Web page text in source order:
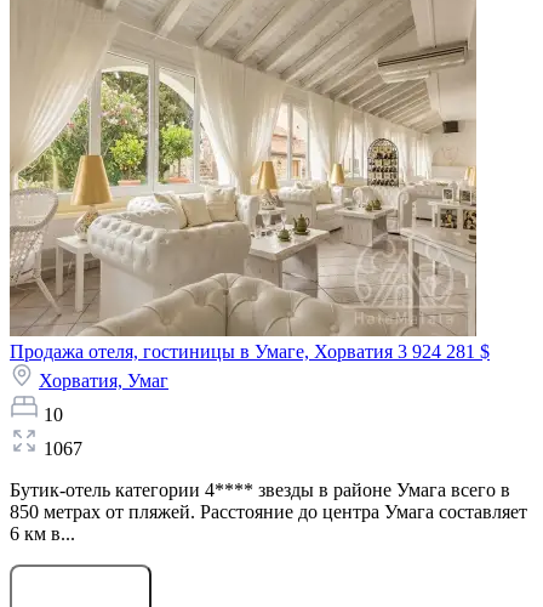
Продажа отеля, гостиницы в Умаге, Хорватия 3 924 281 $
Хорватия, Умаг
10
1067
Бутик-отель категории 4**** звезды в районе Умага всего в
850 метрах от пляжей. Расстояние до центра Умага составляет
6 км в...